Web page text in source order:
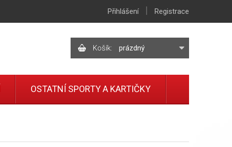
Přihlášení | Registrace
Košík: prázdný
OSTATNÍ SPORTY A KARTIČKY